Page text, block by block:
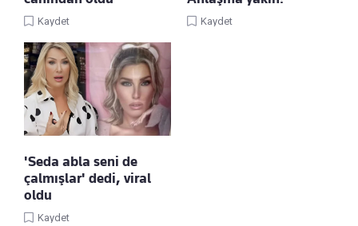
Kaydet Kaydet
'Seda abla seni de
çalmışlar' dedi, viral
oldu
Kaydet